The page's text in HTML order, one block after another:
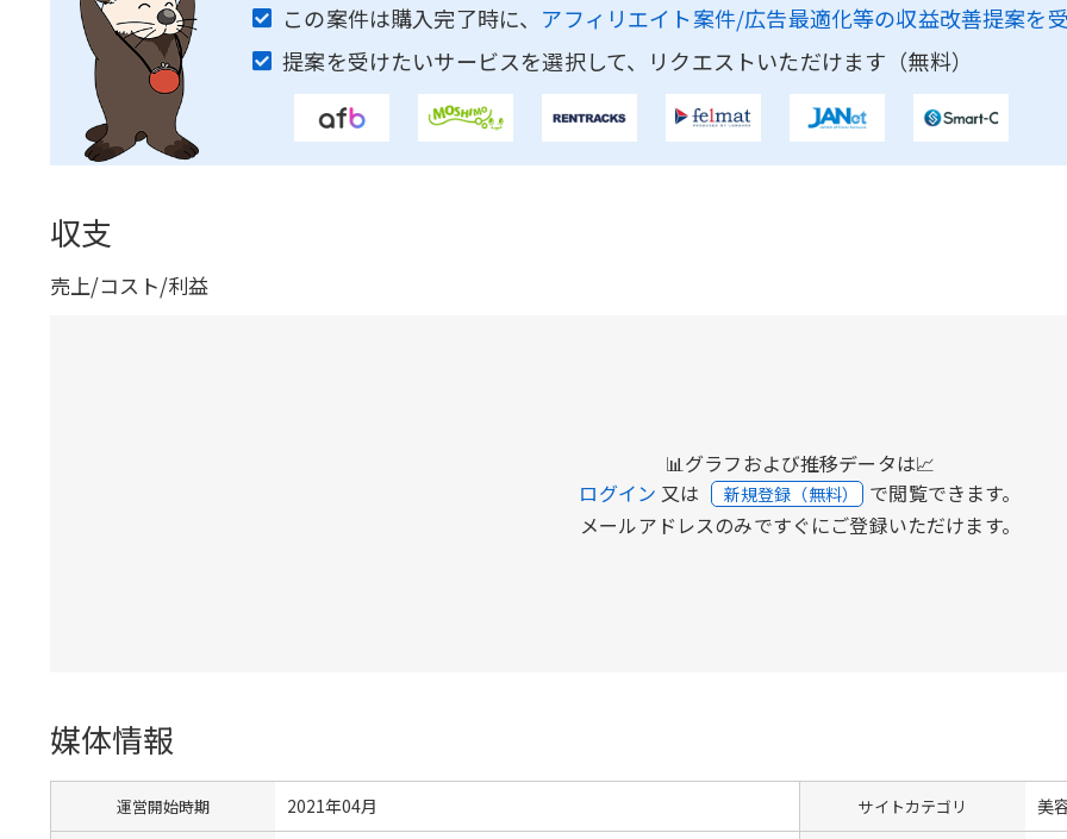
この案件は購入完了時に、 アフィリエイト案件/広告最適化等の収益改善提案を
提案を受けたいサービスを選択して、リクエストいただけます（無料）
収支
売上/コスト/利益
📊グラフおよび推移データは📈
ログイン 又は 新規登録（無料） で閲覧できます。
メールアドレスのみですぐにご登録いただけます。
媒体情報
運営開始時期 2021年04月 サイトカテゴリ 美